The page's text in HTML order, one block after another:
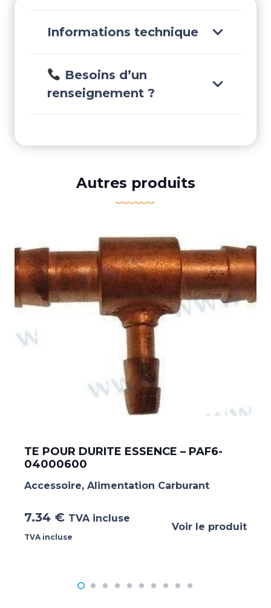
GLORA132SOLDERLESS
Informations technique
Besoins d’un
renseignement ?
Autres produits
TE POUR DURITE ESSENCE – PAF6-
04000600
Accessoire, Alimentation Carburant
7.34 € TVA incluse
TVA incluse
Voir le produit